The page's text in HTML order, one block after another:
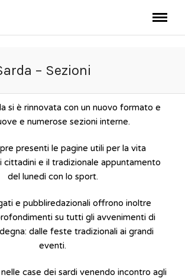
– Sezioni
si è rinnovata con un nuovo formato e
e numerose sezioni interne.
presenti le pagine utili per la vita
cittadini e il tradizionale appuntamento
del lunedì con lo sport.
e pubbliredazionali offrono inoltre
su tutti gli avvenimenti di
dalle feste tradizionali ai grandi
eventi.
case dei sardi venendo incontro agli